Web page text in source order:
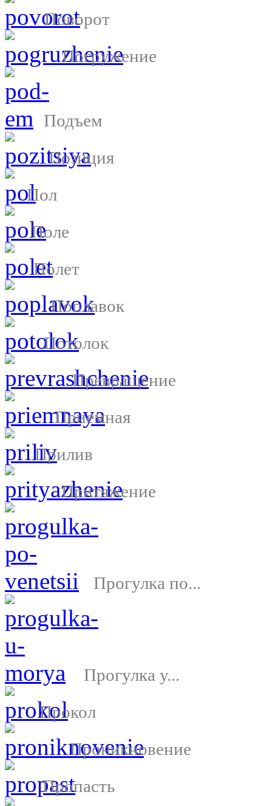
Поворот
Погружение
Подъем
Позиция
Пол
Поле
Полет
Поплавок
Потолок
Превращение
Приемная
Прилив
Притяжение
Прогулка по...
Прогулка у...
Прокол
Проникновение
Пропасть